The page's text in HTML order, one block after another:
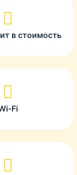
в стоимость
Fi